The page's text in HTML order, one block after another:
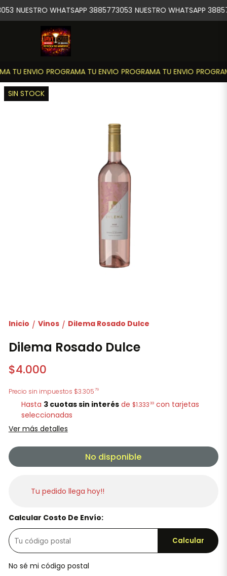
TU ENVIO PROGRAMA TU ENVIO PROGRAMA TU ENVIO
NUESTRO WHATSAPP 3885773053 NUESTRO WHATSAPP
SIN STOCK
Inicio / Vinos / Dilema Rosado Dulce
Dilema Rosado Dulce
$4.000
Precio sin impuestos $3.30579
Hasta 3 cuotas sin interés de $1.333 33 con tarjetas
seleccionadas
Ver más detalles
No disponible
Tu pedido llega hoy!!
Calcular Costo De Envío:
Calcular
No sé mi código postal